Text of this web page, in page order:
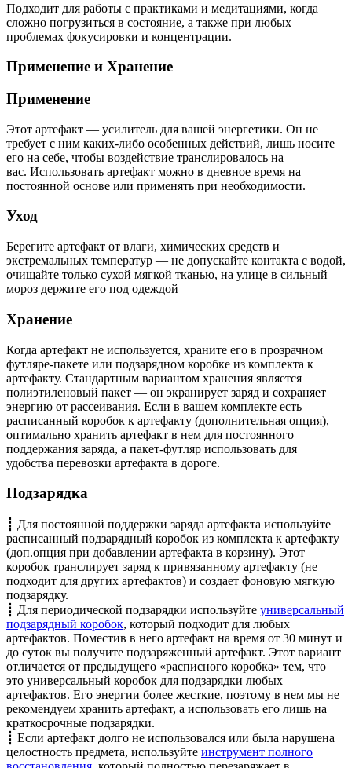
Подходит для работы с практиками и медитациями, когда
сложно погрузиться в состояние, а также при любых
проблемах фокусировки и концентрации.
Применение и Хранение
Применение
Этот артефакт — усилитель для вашей энергетики. Он не
требует с ним каких-либо особенных действий, лишь носите
его на себе, чтобы воздействие транслировалось на
вас. Использовать артефакт можно в дневное время на
постоянной основе или применять при необходимости.
Уход
Берегите артефакт от влаги, химических средств и
экстремальных температур — не допускайте контакта с водой,
очищайте только сухой мягкой тканью, на улице в сильный
мороз держите его под одеждой
Хранение
Когда артефакт не используется, храните его в прозрачном
футляре-пакете или подзарядном коробке из комплекта к
артефакту. Стандартным вариантом хранения является
полиэтиленовый пакет — он экранирует заряд и сохраняет
энергию от рассеивания. Если в вашем комплекте есть
расписанный коробок к артефакту (дополнительная опция),
оптимально хранить артефакт в нем для постоянного
поддержания заряда, а пакет-футляр использовать для
удобства перевозки артефакта в дороге.
Подзарядка
┋ Для постоянной поддержки заряда артефакта используйте
расписанный подзарядный коробок из комплекта к артефакту
(доп.опция при добавлении артефакта в корзину). Этот
коробок транслирует заряд к привязанному артефакту (не
подходит для других артефактов) и создает фоновую мягкую
подзарядку.
┋ Для периодической подзарядки используйте универсальный
подзарядный коробок, который подходит для любых
артефактов. Поместив в него артефакт на время от 30 минут и
до суток вы получите подзаряженный артефакт. Этот вариант
отличается от предыдущего «расписного коробка» тем, что
это универсальный коробок для подзарядки любых
артефактов. Его энергии более жесткие, поэтому в нем мы не
рекомендуем хранить артефакт, а использовать его лишь на
краткосрочные подзарядки.
┋ Если артефакт долго не использовался или была нарушена
целостность предмета, используйте инструмент полного